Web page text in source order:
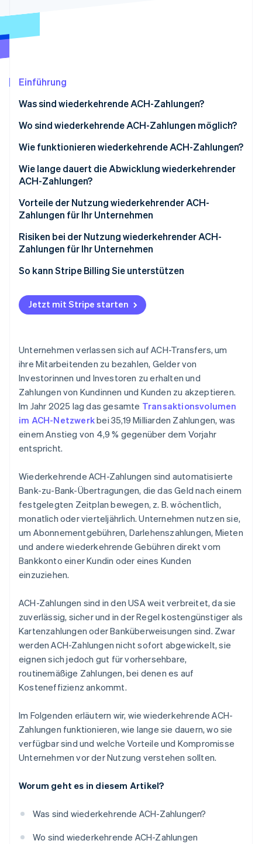
Identity
Online-Identitätsprüfung
Erfahren Sie, wie Stripe Lösungen für die
Jetzt ansehen
Einführung
Was sind wiederkehrende ACH-Zahlungen?
Wo sind wiederkehrende ACH-Zahlungen möglich?
Wie funktionieren wiederkehrende ACH-Zahlungen?
Methoden der ACH-Implementierung
Wie lange dauert die Abwicklung wiederkehrender
ACH-Zahlungen?
Vorteile der Nutzung wiederkehrender ACH-
Zahlungen für Ihr Unternehmen
Risiken bei der Nutzung wiederkehrender ACH-
Zahlungen für Ihr Unternehmen
So kann Stripe Billing Sie unterstützen
Jetzt mit Stripe starten
Unternehmen verlassen sich auf ACH-Transfers, um
ihre Mitarbeitenden zu bezahlen, Gelder von
Investorinnen und Investoren zu erhalten und
Zahlungen von Kundinnen und Kunden zu akzeptieren.
Im Jahr 2025 lag das gesamte Transaktionsvolumen
im ACH-Netzwerkbei 35,19 Milliarden Zahlungen, was
einem Anstieg von 4,9 % gegenüber dem Vorjahr
entspricht.
Wiederkehrende ACH-Zahlungen sind automatisierte
Bank-zu-Bank-Übertragungen, die das Geld nach einem
festgelegten Zeitplan bewegen, z. B. wöchentlich,
monatlich oder vierteljährlich. Unternehmen nutzen sie,
um Abonnementgebühren, Darlehenszahlungen, Mieten
und andere wiederkehrende Gebühren direkt vom
Bankkonto einer Kundin oder eines Kunden
einzuziehen.
ACH-Zahlungen sind in den USA weit verbreitet, da sie
zuverlässig, sicher und in der Regel kostengünstiger als
Kartenzahlungen oder Banküberweisungen sind. Zwar
werden ACH-Zahlungen nicht sofort abgewickelt, sie
eignen sich jedoch gut für vorhersehbare,
routinemäßige Zahlungen, bei denen es auf
Kosteneffizienz ankommt.
Im Folgenden erläutern wir, wie wiederkehrende ACH-
Zahlungen funktionieren, wie lange sie dauern, wo sie
verfügbar sind und welche Vorteile und Kompromisse
Unternehmen vor der Nutzung verstehen sollten.
Worum geht es in diesem Artikel?
Was sind wiederkehrende ACH-Zahlungen?
Wo sind wiederkehrende ACH-Zahlungen